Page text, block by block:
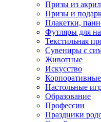
Призы из
Призы и
Плакетки,
Футляры для
Текстильная
Сувениры с
Животные
Искусство
Настольные
Образование
Профессии
Праздники